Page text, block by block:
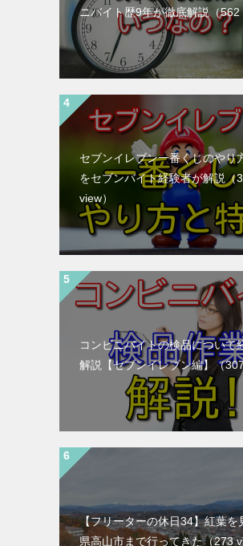
ニバイト歴9年が徹底解説（562
セブンイレブン一番くじのやり
をセブンバイト経験者が解説（
view）
コンビニバイトの検品について
解説【セブンイレブン編】
（
【フリーターの休日34】紅葉を
県高山市まで行ってきた（273